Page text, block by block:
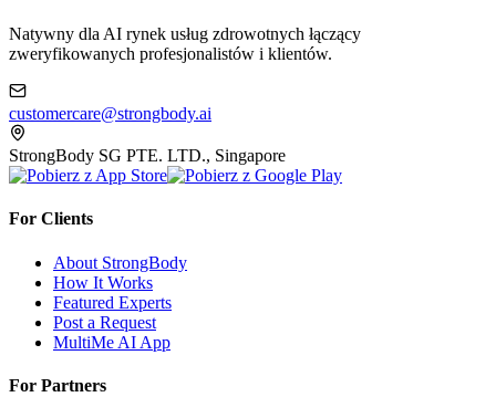
Natywny dla AI rynek usług zdrowotnych łączący
zweryfikowanych profesjonalistów i klientów.
customercare@strongbody.ai
StrongBody SG PTE. LTD., Singapore
For Clients
About StrongBody
How It Works
Featured Experts
Post a Request
MultiMe AI App
For Partners